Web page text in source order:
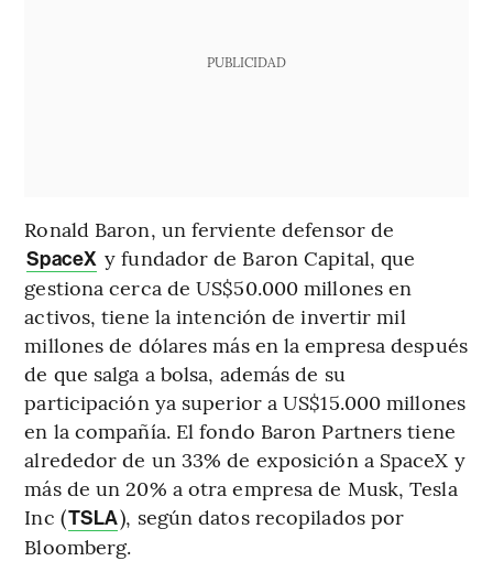
PUBLICIDAD
Ronald Baron, un ferviente defensor de
SpaceX y fundador de Baron Capital, que
gestiona cerca de US$50.000 millones en
activos, tiene la intención de invertir mil
millones de dólares más en la empresa después
de que salga a bolsa, además de su
participación ya superior a US$15.000 millones
en la compañía. El fondo Baron Partners tiene
alrededor de un 33% de exposición a SpaceX y
más de un 20% a otra empresa de Musk, Tesla
Inc (TSLA), según datos recopilados por
Bloomberg.